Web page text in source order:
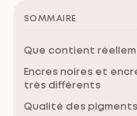
SOMMAIRE
Que contient
Encres noires et
très différents
Qualité des